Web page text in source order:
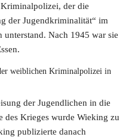
der die
der Jugendkriminalität“ im
Nach 1945 war sie
weiblichen Kriminalpolizei in
der Jugendlichen in die
des Krieges wurde Wieking zu
publizierte danach